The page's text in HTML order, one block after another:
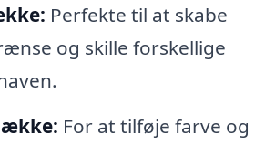
Perfekte til at skabe
og skille forskellige
For at tilføje farve og